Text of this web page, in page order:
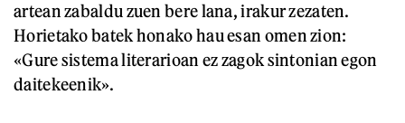
artean zabaldu zuen bere lana, irakur zezaten.
Horietako batek honako hau esan omen zion:
«Gure sistema literarioan ez zagok sintonian egon
daitekeenik».